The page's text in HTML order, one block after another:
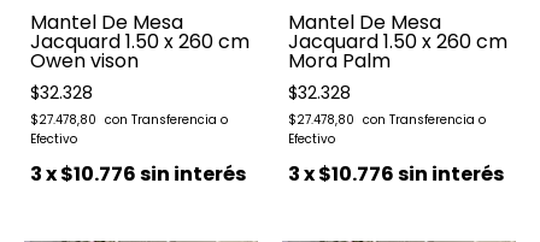
Mantel De Mesa
Jacquard 1.50 x 260 cm
Owen vison
$32.328
$27.478,80
3x$10.776sin interés
Mantel De Mesa
Jacquard 1.50 x 260 cm
Mora Palm
$32.328
$27.478,80
3x$10.776sin interés